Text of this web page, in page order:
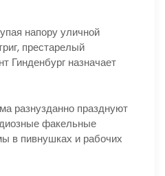
напору уличной
престарелый
Гинденбург назначает
разнузданно празднуют
факельные
в пивнушках и рабочих